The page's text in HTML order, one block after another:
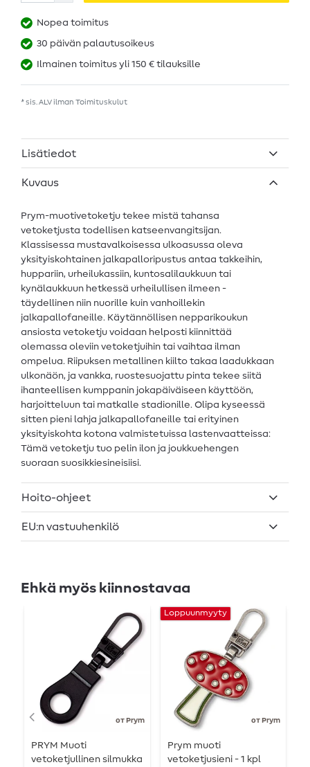
Nopea toimitus
30 päivän palautusoikeus
Ilmainen toimitus yli 150 € tilauksille
* sis. ALV ilman Toimituskulut
Lisätiedot
Kuvaus
Prym-muotivetoketju tekee mistä tahansa
vetoketjusta todellisen katseenvangitsijan.
Klassisessa mustavalkoisessa ulkoasussa oleva
yksityiskohtainen jalkapalloripustus antaa takkeihin,
huppariin, urheilukassiin, kuntosalilaukkuun tai
kynälaukkuun hetkessä urheilullisen ilmeen -
täydellinen niin nuorille kuin vanhoillekin
jalkapallofaneille. Käytännöllisen nepparikoukun
ansiosta vetoketju voidaan helposti kiinnittää
olemassa oleviin vetoketjuihin tai vaihtaa ilman
ompelua. Riipuksen metallinen kiilto takaa laadukkaan
ulkonäön, ja vankka, ruostesuojattu pinta tekee siitä
ihanteellisen kumppanin jokapäiväiseen käyttöön,
harjoitteluun tai matkalle stadionille. Olipa kyseessä
sitten pieni lahja jalkapallofaneille tai erityinen
yksityiskohta kotona valmistetuissa lastenvaatteissa:
Tämä vetoketju tuo pelin ilon ja joukkuehengen
suoraan suosikkiesineisiisi.
Hoito-ohjeet
EU:n vastuuhenkilö
Ehkä myös kiinnostavaa
от Prym
PRYM Muoti
vetoketjullinen silmukka
от Prym
Loppuunmyyty
Prym muoti
vetoketjusieni - 1 kpl